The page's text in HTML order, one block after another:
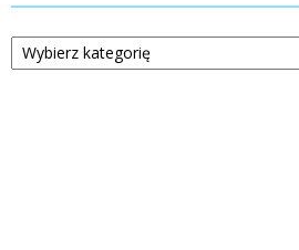
Kategorie